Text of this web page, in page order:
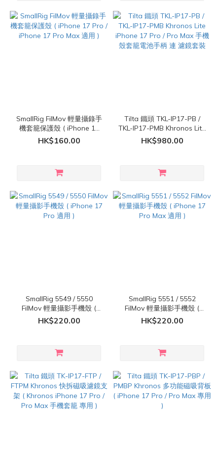
SmallRig FilMov 輕量攝錄手
機套籠保護殼 ( iPhone 17
Pro / iPhone 17 Pro Max 適
HK$160.00
Tilta 鐵頭 TKL-IP17-PB /
TKL-IP17-PMB Khronos Lite
iPhone 17 Pro / Pro Max 手
機殼套籠電池手柄 連 濾鏡套
HK$980.00
SmallRig 5549 / 5550
FilMov 輕量攝影手機殼 (
iPhone 17 Pro 適用 )
HK$220.00
SmallRig 5551 / 5552
FilMov 輕量攝影手機殼 (
iPhone 17 Pro Max 適用 )
HK$220.00